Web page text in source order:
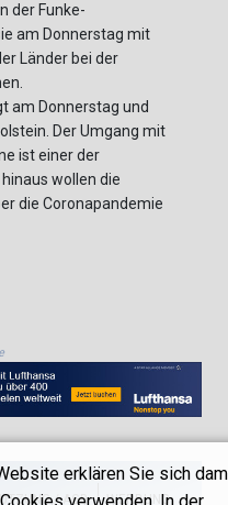
erklären Sie sich
der Funke-
am Donnerstag mit
Länder bei der
am Donnerstag und
Der Umgang mit
ist einer der
wollen die
die Coronapandemie
/ AGB WERBUNG